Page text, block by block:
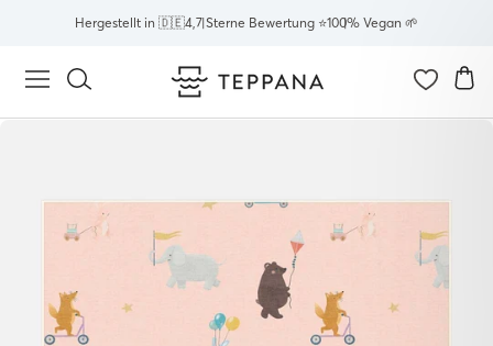
Inhalt
Hergestellt in 🇩🇪4,7 Sterne Bewertung ⭐100% Vegan 🌱
Seitennavigation